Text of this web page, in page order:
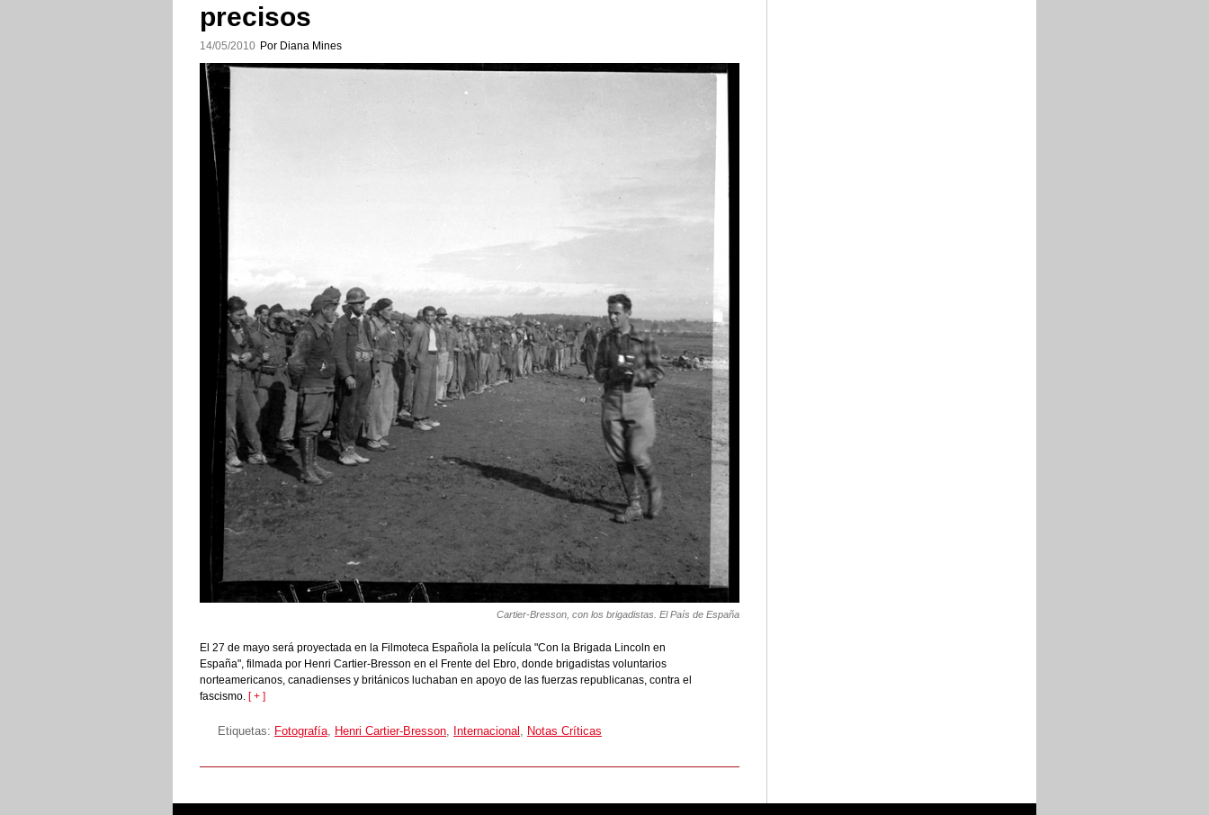
precisos
14/05/2010 Por Diana Mines
Cartier-Bresson, con los brigadistas. El País de España
El 27 de mayo será proyectada en la Filmoteca Española la película "Con la Brigada Lincoln en
España", filmada por Henri Cartier-Bresson en el Frente del Ebro, donde brigadistas voluntarios
norteamericanos, canadienses y británicos luchaban en apoyo de las fuerzas republicanas, contra el
fascismo. [ + ]
Etiquetas: Fotografía, Henri Cartier-Bresson, Internacional , Notas Críticas